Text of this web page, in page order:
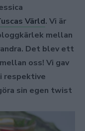
Värld. Vi är
mellan
Det blev ett
oss! Vi gav
respektive
sin egen twist